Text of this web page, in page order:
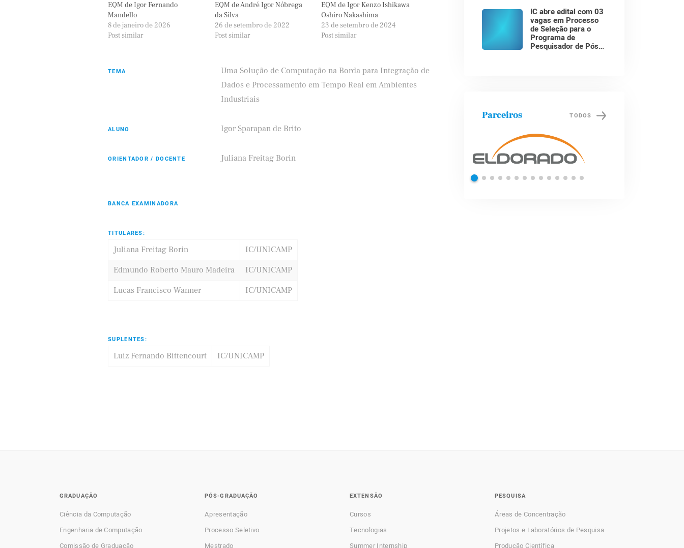
EQM de Igor Fernando
Mandello
8 de janeiro de 2026
Post similar
EQM de André Igor Nóbrega
da Silva
26 de setembro de 2022
Post similar
EQM de Igor Kenzo Ishikawa
Oshiro Nakashima
23 de setembro de 2024
Post similar
TEMA
Uma Solução de Computação na Borda para Integração de
Dados e Processamento em Tempo Real em Ambientes
Industriais
ALUNO Igor Sparapan de Brito
ORIENTADOR / DOCENTE Juliana Freitag Borin
BANCA EXAMINADORA
TITULARES:
Juliana Freitag Borin
IC/UNICAMP
Edmundo Roberto Mauro Madeira
IC/UNICAMP
Lucas Francisco Wanner
IC/UNICAMP
SUPLENTES:
Luiz Fernando Bittencourt IC/UNICAMP
IC abre edital com 03
vagas em Processo
de Seleção para o
Programa de
Pesquisador de Pós-
Parceiros TODOS
Shell
GRADUAÇÃO
Ciência da Computação
Engenharia de Computação
Comissão de Graduação
PÓS-GRADUAÇÃO
Apresentação
Processo Seletivo
Mestrado
EXTENSÃO
Cursos
Tecnologias
Summer Internship
PESQUISA
Áreas de Concentração
Projetos e Laboratórios de Pesquisa
Produção Científica